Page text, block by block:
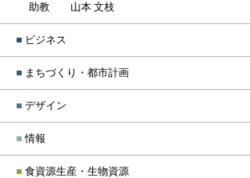
助教 山本 文枝
■ ビジネス
■ まちづくり・都市計画
■ デザイン
■ 情報
■ 食資源生産・生物資源